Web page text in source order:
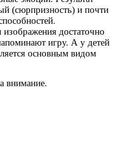
(сюрпризность) и почти
достаточно
игру. А у детей
основным видом
внимание.